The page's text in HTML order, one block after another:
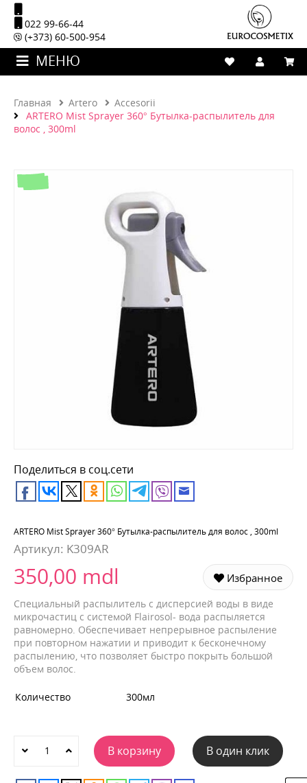
022 99-66-44
(+373) 60-500-954
МЕНЮ
Главная Artero
Accesorii
ARTERO Mist Sprayer 360° Бутылка-распылитель для
волос , 300ml
Поделиться в соц.сети
ARTERO Mist Sprayer 360° Бутылка-распылитель для волос , 300ml
Артикул: K309AR
350,00 mdl Избранное
Специальный распылитель с дисперсией воды в виде
микрочастиц с системой Flairosol- вода распыляется
равномерно. Обеспечивает непрерывное распыление
при повторном нажатии и приводит к бесконечному
распылению, что позволяет быстро покрыть большой
объем волос.
Количество 300мл
В корзину В один клик